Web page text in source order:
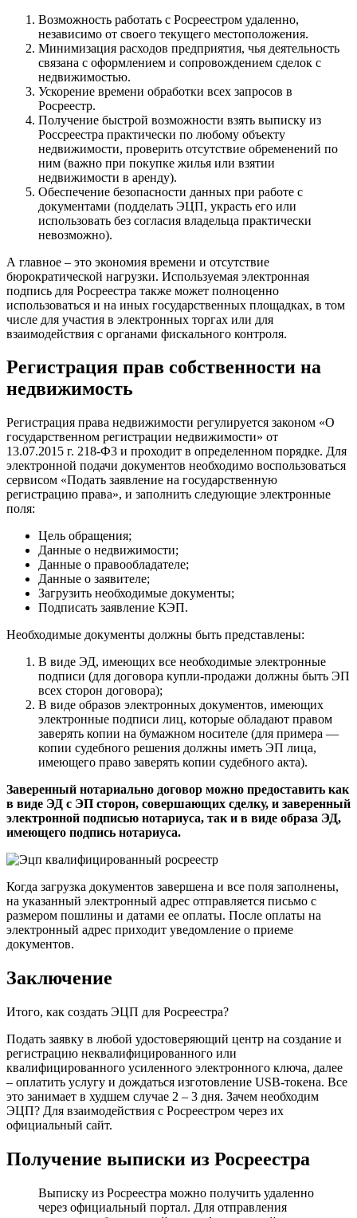
Возможность работать с Росреестром удаленно,
независимо от своего текущего местоположения.
Минимизация расходов предприятия, чья деятельность
связана с оформлением и сопровождением сделок с
недвижимостью.
Ускорение времени обработки всех запросов в
Росреестр.
Получение быстрой возможности взять выписку из
Россреестра практически по любому объекту
недвижимости, проверить отсутствие обременений по
ним (важно при покупке жилья или взятии
недвижимости в аренду).
Обеспечение безопасности данных при работе с
документами (подделать ЭЦП, украсть его или
использовать без согласия владельца практически
невозможно).
А главное – это экономия времени и отсутствие
бюрократической нагрузки. Используемая электронная
подпись для Росреестра также может полноценно
использоваться и на иных государственных площадках, в том
числе для участия в электронных торгах или для
взаимодействия с органами фискального контроля.
Регистрация прав собственности на
недвижимость
Регистрация права недвижимости регулируется законом «О
государственном регистрации недвижимости» от
13.07.2015 г. 218-Ф3 и проходит в определенном порядке. Для
электронной подачи документов необходимо воспользоваться
сервисом «Подать заявление на государственную
регистрацию права», и заполнить следующие электронные
поля:
Цель обращения;
Данные о недвижимости;
Данные о правообладателе;
Данные о заявителе;
Загрузить необходимые документы;
Подписать заявление КЭП.
Необходимые документы должны быть представлены:
В виде ЭД, имеющих все необходимые электронные
подписи (для договора купли-продажи должны быть ЭП
всех сторон договора);
В виде образов электронных документов, имеющих
электронные подписи лиц, которые обладают правом
заверять копии на бумажном носителе (для примера —
копии судебного решения должны иметь ЭП лица,
имеющего право заверять копии судебного акта).
Заверенный нотариально договор можно предоставить как
в виде ЭД с ЭП сторон, совершающих сделку, и заверенный
электронной подписью нотариуса, так и в виде образа ЭД,
имеющего подпись нотариуса.
Когда загрузка документов завершена и все поля заполнены,
на указанный электронный адрес отправляется письмо с
размером пошлины и датами ее оплаты. После оплаты на
электронный адрес приходит уведомление о приеме
документов.
Заключение
Итого, как создать ЭЦП для Росреестра?
Подать заявку в любой удостоверяющий центр на создание и
регистрацию неквалифицированного или
квалифицированного усиленного электронного ключа, далее
– оплатить услугу и дождаться изготовление USB-токена. Все
это занимает в худшем случае 2 – 3 дня. Зачем необходим
ЭЦП? Для взаимодействия с Росреестром через их
официальный сайт.
Получение выписки из Росреестра
Выписку из Росреестра можно получить удаленно
через официальный портал. Для отправления